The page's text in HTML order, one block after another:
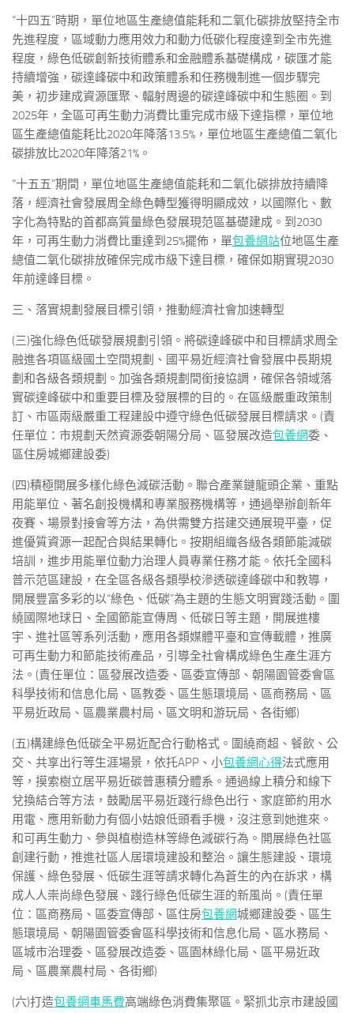
“十四五”時期，單位地區生產總值能耗和二氧化碳排放堅持全市
先進程度，區域動力應用效力和動力低碳化程度達到全市先進
程度，綠色低碳創新技術體系和金融體系基礎構成，碳匯才能
持續增強，碳達峰碳中和政策體系和任務機制進一個步驟完
美，初步建成資源匯聚、輻射周邊的碳達峰碳中和生態圈。到
2025年，全區可再生動力消費比重完成市級下達指標，單位地
區生產總值能耗比2020年降落13.5%，單位地區生產總值二氧化
碳排放比2020年降落21%。
“十五五”期間，單位地區生產總值能耗和二氧化碳排放持續降
落，經濟社會發展周全綠色轉型獲得明顯成效，以國際化、數
字化為特點的首都高質量綠色發展現范區基礎建成。到2030
年，可再生動力消費比重達到25%擺佈，單包養網站位地區生產
總值二氧化碳排放確保完成市級下達目標，確保如期實現2030
年前達峰目標。
三、落實規劃發展目標引領，推動經濟社會加速轉型
(三)強化綠色低碳發展規劃引領。將碳達峰碳中和目標請求周全
融進各項區級國土空間規劃、國平易近經濟社會發展中長期規
劃和各級各類規劃。加強各類規劃間銜接協調，確保各領域落
實碳達峰碳中和重要目標及發展標的目的。在區級嚴重政策制
訂、市區兩級嚴重工程建設中遵守綠色低碳發展目標請求。(責
任單位：市規劃天然資源委朝陽分局、區發展改造包養網委、
區住房城鄉建設委)
(四)積極開展多樣化綠色減碳活動。聯合產業鏈龍頭企業、重點
用能單位、著名創投機構和專業服務機構等，通過舉辦創新年
夜賽、場景對接會等方法，為供需雙方搭建交通展現平臺，促
進優質資源一起配合與結果轉化。按期組織各級各類節能減碳
培訓，進步用能單位動力治理人員專業任務才能。依托全國科
普示范區建設，在全區各級各類學校滲透碳達峰碳中和教導，
開展豐富多彩的以“綠色、低碳”為主題的生態文明實踐活動。圍
繞國際地球日、全國節能宣傳周、低碳日等主題，開展進樓
宇、進社區等系列活動，應用各類媒體平臺和宣傳載體，推廣
可再生動力和節能技術產品，引導全社會構成綠色生產生涯方
法。(責任單位：區發展改造委、區委宣傳部、朝陽園管委會區
科學技術和信息化局、區教委、區生態環境局、區商務局、區
平易近政局、區農業農村局、區文明和游玩局、各街鄉)
(五)構建綠色低碳全平易近配合行動格式。圍繞商超、餐飲、公
交、共享出行等生涯場景，依托APP、小包養網心得法式應用
等，摸索樹立居平易近碳普惠積分體系。通過線上積分和線下
兌換結合等方法，鼓勵居平易近踐行綠色出行、家庭節約用水
用電、應用新動力有個小姑娘低頭看手機，沒注意到她進來。
和可再生動力、參與植樹造林等綠色減碳行為。開展綠色社區
創建行動，推進社區人居環境建設和整治。讓生態建設、環境
保護、綠色發展、低碳生涯等請求轉化為蒼生的內在訴求，構
成人人崇尚綠色發展、踐行綠色低碳生涯的新風尚。(責任單
位：區商務局、區委宣傳部、區住房包養網城鄉建設委、區生
態環境局、朝陽園管委會區科學技術和信息化局、區水務局、
區城市治理委、區發展改造委、區園林綠化局、區平易近政
局、區農業農村局、各街鄉)
(六)打造包養網車馬費高端綠色消費集聚區。緊抓北京市建設國